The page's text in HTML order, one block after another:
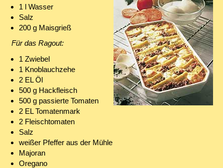
1 l Wasser
Salz
200 g Maisgrieß
Für das Ragout:
1 Zwiebel
1 Knoblauchzehe
2 EL Öl
500 g Hackfleisch
500 g passierte Tomaten
2 EL Tomatenmark
2 Fleischtomaten
Salz
weißer Pfeffer aus der Mühle
Majoran
Oregano